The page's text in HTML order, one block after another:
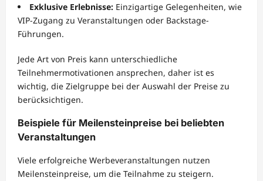
Exklusive Erlebnisse: Einzigartige Gelegenheiten, wie
VIP-Zugang zu Veranstaltungen oder Backstage-
Führungen.
Jede Art von Preis kann unterschiedliche
Teilnehmermotivationen ansprechen, daher ist es
wichtig, die Zielgruppe bei der Auswahl der Preise zu
berücksichtigen.
Beispiele für Meilensteinpreise bei beliebten
Veranstaltungen
Viele erfolgreiche Werbeveranstaltungen nutzen
Meilensteinpreise, um die Teilnahme zu steigern.